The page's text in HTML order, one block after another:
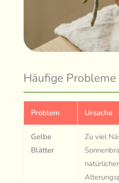
Häufige
Problem Ursache
Gelbe
Blätter
Zu viel
natürlicher